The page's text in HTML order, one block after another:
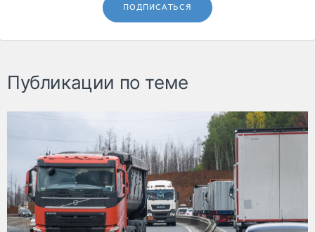
ПОДПИСАТЬСЯ
Публикации по теме